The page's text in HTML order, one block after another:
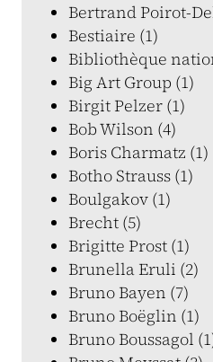
Bertrand Poirot-
Bestiaire (1)
Bibliothèque
Big Art Group (1)
Birgit Pelzer (1)
Bob Wilson (4)
Boris Charmatz (1)
Botho Strauss (1)
Boulgakov (1)
Brecht (5)
Brigitte Prost (1)
Brunella Eruli (2)
Bruno Bayen (7)
Bruno Boëglin (1)
Bruno Boussagol